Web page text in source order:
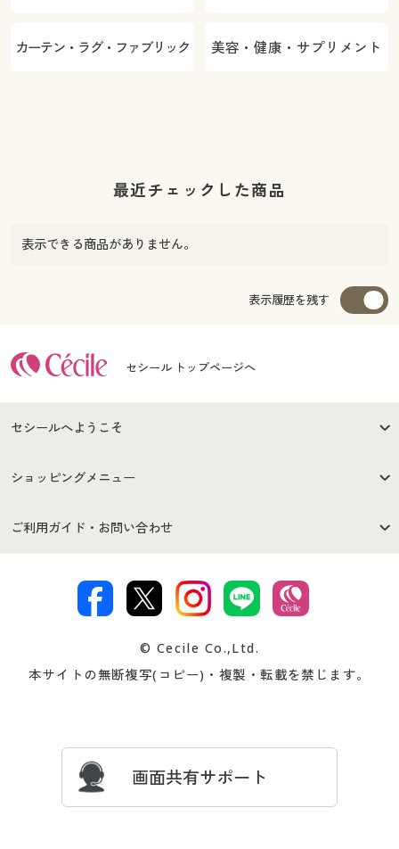
カーテン・ラグ・ファブリック 美容・健康・サプリメント
最近チェックした商品
表示できる商品がありません。
表示履歴を残す
セシール トップページへ
セシールへようこそ
はじめての方へ
セシールご利用規約
著作権・商標について 会社案内
ショッピングメニュー
商品カテゴリ
プレゼント＆キャンペーン サイトマップ
ご利用ガイド・お問い合わせ
交換・返品は お支払は
ついて
忘れの場合
© Cecile Co.,Ltd.
本サイトの無断複写(コピー)・複製・転載を禁じます。
画面共有サポート